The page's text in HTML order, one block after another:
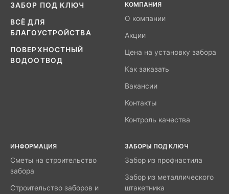
ЗАБОР ПОД КЛЮЧ
ВСЁ ДЛЯ
БЛАГОУСТРОЙСТВА
ПОВЕРХНОСТНЫЙ
ВОДООТВОД
КОМПАНИЯ
О компании
Акции
Цена на установку забора
Как заказать
Вакансии
Контакты
Контроль качества
ИНФОРМАЦИЯ
Сметы на строительство
забора
Строительство заборов и
ЗАБОРЫ ПОД КЛЮЧ
Забор из профнастила
Забор из металлического
штакетника